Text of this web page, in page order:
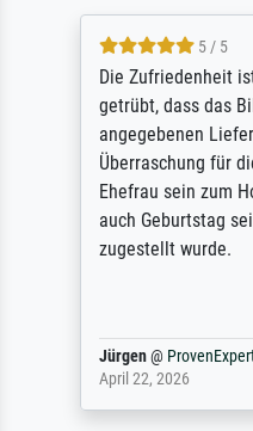
5 / 5
Die Zufriedenheit
getrübt, dass das
angegebenen
Überraschung für
Ehefrau sein zum
auch Geburtstag
zugestellt wurde.
Jürgen@
April 22, 2026